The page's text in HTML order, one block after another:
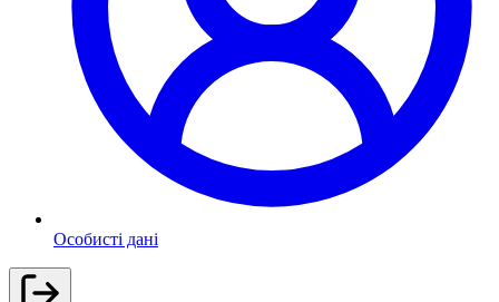
Особисті дані